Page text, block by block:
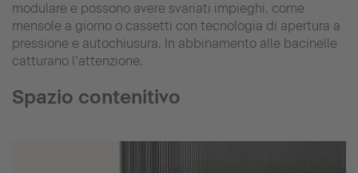
modulare e possono avere svariati impieghi, come
mensole a giorno o cassetti con tecnologia di apertura a
pressione e autochiusura. In abbinamento alle bacinelle
catturano l’attenzione.
Spazio contenitivo